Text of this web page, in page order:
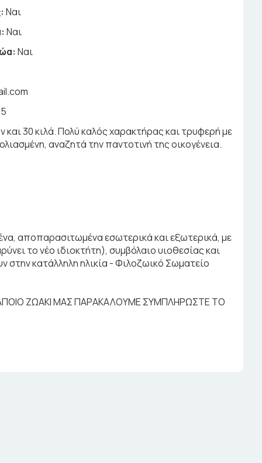
Ναι
Ναι
Ναι
και 30 κιλά. Πολύ καλός χαρακτήρας και τρυφερή με
αναζητά την παντοτινή της οικογένεια.
αποπαρασιτωμένα εσωτερικά και εξωτερικά, με
το νέο ιδιοκτήτη), συμβόλαιο υιοθεσίας και
κατάλληλη ηλικία - Φιλοζωικό Σωματείο
ΖΩΑΚΙ ΜΑΣ ΠΑΡΑΚΑΛΟΥΜΕ ΣΥΜΠΛΗΡΩΣΤΕ ΤΟ